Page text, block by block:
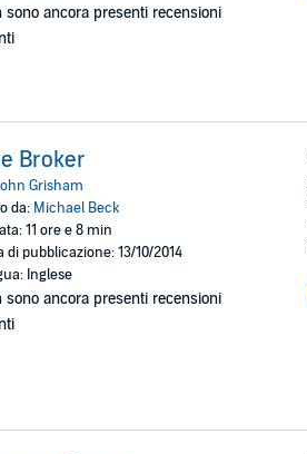
sono ancora presenti recensioni
Broker
Grisham
da: Michael Beck
11 ore e 8 min
di pubblicazione: 13/10/2014
Inglese
sono ancora presenti recensioni